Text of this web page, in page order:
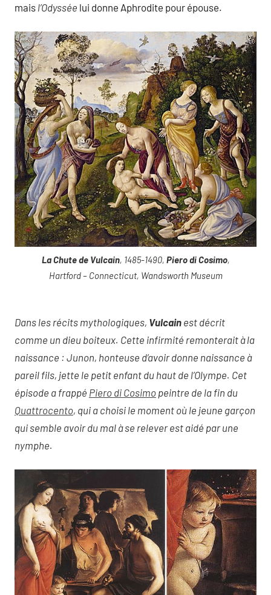
mais l’Odyssée lui donne Aphrodite pour épouse.
La Chute de Vulcain, 1485-1490, Piero di Cosimo,
Hartford – Connecticut, Wandsworth Museum
Dans les récits mythologiques, Vulcain est décrit
comme un dieu boiteux. Cette infirmité remonterait à la
naissance : Junon, honteuse d’avoir donne naissance à
pareil fils, jette le petit enfant du haut de l’Olympe. Cet
épisode a frappé Piero di Cosimo peintre de la fin du
Quattrocento, qui a choisi le moment où le jeune garçon
qui semble avoir du mal à se relever est aidé par une
nymphe.